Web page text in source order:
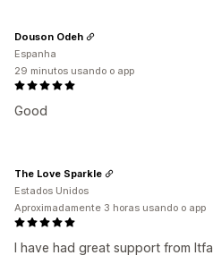
Good
Douson Odeh
Espanha
29 minutos usando o app
I have had great support from
The Love Sparkle
Estados Unidos
Aproximadamente 3 horas usando o app